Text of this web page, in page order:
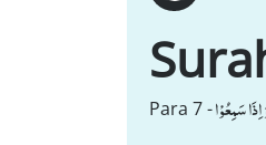
Para 7 -سَمِعُوْا